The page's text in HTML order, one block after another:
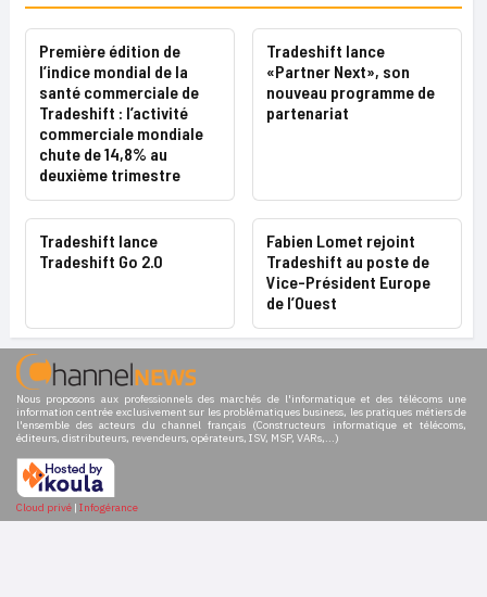
Première édition de
l’indice mondial de la
santé commerciale de
Tradeshift : l’activité
commerciale mondiale
chute de 14,8% au
deuxième trimestre
Tradeshift lance
«Partner Next», son
nouveau programme de
partenariat
Tradeshift lance
Tradeshift Go 2.0
Fabien Lomet rejoint
Tradeshift au poste de
Vice-Président Europe
de l’Ouest
Nous proposons aux professionnels des marchés de l'informatique et des télécoms une
information centrée exclusivement sur les problématiques business, les pratiques métiers de
l'ensemble des acteurs du channel français (Constructeurs informatique et télécoms,
éditeurs, distributeurs, revendeurs, opérateurs, ISV, MSP, VARs,...)
Cloud privé | Infogérance